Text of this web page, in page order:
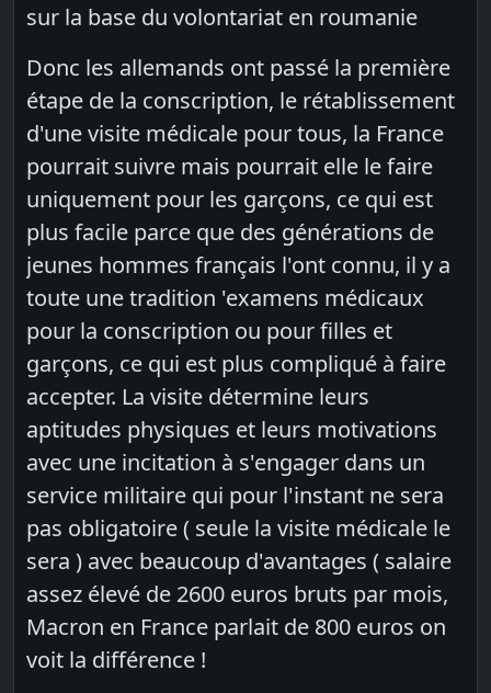
sur la base du volontariat en roumanie
Donc les allemands ont passé la première
étape de la conscription, le rétablissement
d'une visite médicale pour tous, la France
pourrait suivre mais pourrait elle le faire
uniquement pour les garçons, ce qui est
plus facile parce que des générations de
jeunes hommes français l'ont connu, il y a
toute une tradition 'examens médicaux
pour la conscription ou pour filles et
garçons, ce qui est plus compliqué à faire
accepter. La visite détermine leurs
aptitudes physiques et leurs motivations
avec une incitation à s'engager dans un
service militaire qui pour l'instant ne sera
pas obligatoire ( seule la visite médicale le
sera ) avec beaucoup d'avantages ( salaire
assez élevé de 2600 euros bruts par mois,
Macron en France parlait de 800 euros on
voit la différence !